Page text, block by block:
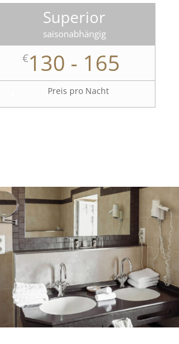
Superior
saisonabhängig
€130 - 165
Preis pro Nacht